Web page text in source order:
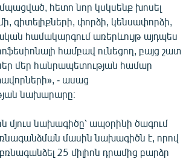
հետո նոր կսկսենք խոսել
գիտելիքների, փորձի, կենսափորձի,
համակարգում առերևույթ այդպես
համբավ ունեցող, բայց շատ
մեր հանրապետության համար
- ասաց
նախարարը։
մյուս նախագիծը՝ ապօրինի ծագում
բռնագանձման մասին նախագիծն է, որով
25 միլիոն դրամից բարձր